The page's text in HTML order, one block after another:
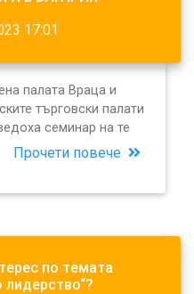
17:01
палата Враца и
търговски палати
семинар на те
Прочети повече
по темата